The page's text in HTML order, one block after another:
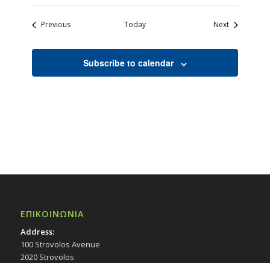
PreviousEvents Today NextEvents
Subscribe to calendar
ΕΠΙΚΟΙΝΩΝΙΑ
Address:
100 Strovolos Avenue
2020 Strovolos